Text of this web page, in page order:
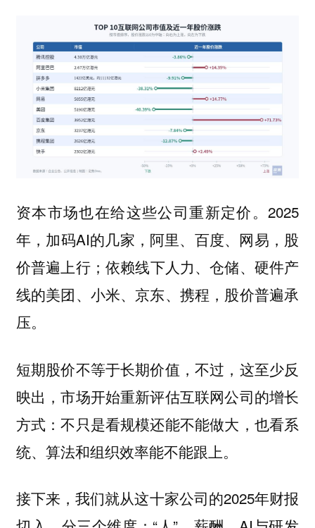
资本市场也在给这些公司重新定价。2025
年，加码AI的几家，阿里、百度、网易，股
价普遍上行；依赖线下人力、仓储、硬件产
线的美团、小米、京东、携程，股价普遍承
压。
短期股价不等于长期价值，不过，这至少反
映出，市场开始重新评估互联网公司的增长
方式：不只是看规模还能不能做大，也看系
统、算法和组织效率能不能跟上。
接下来，我们就从这十家公司的2025年财报